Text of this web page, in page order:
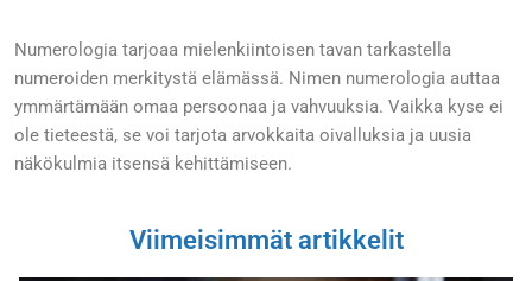
Numerologia tarjoaa mielenkiintoisen tavan tarkastella
numeroiden merkitystä elämässä. Nimen numerologia auttaa
ymmärtämään omaa persoonaa ja vahvuuksia. Vaikka kyse ei
ole tieteestä, se voi tarjota arvokkaita oivalluksia ja uusia
näkökulmia itsensä kehittämiseen.
Viimeisimmät artikkelit